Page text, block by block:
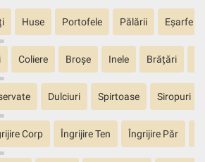
Huse Portofele Pălării Eșarfe
Coliere Broșe Inele Brățări
Dulciuri Spirtoase Siropuri
Corp Îngrijire Ten Îngrijire Păr